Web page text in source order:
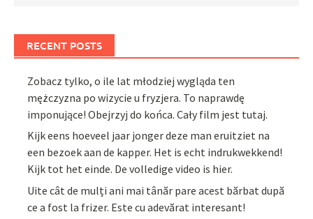
RECENT POSTS
Zobacz tylko, o ile lat młodziej wygląda ten
mężczyzna po wizycie u fryzjera. To naprawdę
imponujące! Obejrzyj do końca. Cały film jest tutaj.
Kijk eens hoeveel jaar jonger deze man eruitziet na
een bezoek aan de kapper. Het is echt indrukwekkend!
Kijk tot het einde. De volledige video is hier.
Uite cât de mulți ani mai tânăr pare acest bărbat după
ce a fost la frizer. Este cu adevărat interesant!